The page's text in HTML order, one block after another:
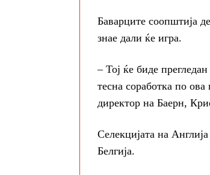
Баварците соопштија
знае дали ќе игра.
– Тој ќе биде
тесна соработка по
директор на Баерн,
Селекцијата на
Белгија.